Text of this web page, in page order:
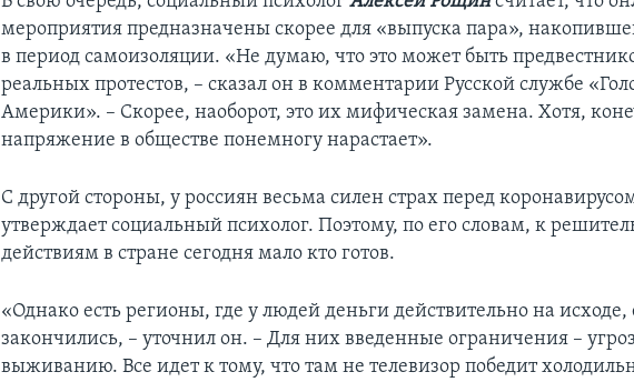
мероприятия предназначены скорее для «выпуска пара»,
в период самоизоляции. «Не думаю, что это может быть
реальных протестов, – сказал он в комментарии Русской службе
Америки». – Скорее, наоборот, это их мифическая замена. Хотя,
напряжение в обществе понемногу нарастает».
С другой стороны, у россиян весьма силен страх перед
утверждает социальный психолог. Поэтому, по его словам, к
действиям в стране сегодня мало кто готов.
«Однако есть регионы, где у людей деньги действительно на исходе,
закончились, – уточнил он. – Для них введенные ограничения –
выживанию. Все идет к тому, что там не телевизор победит